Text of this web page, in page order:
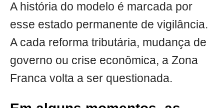
A história do modelo é marcada por
esse estado permanente de vigilância.
A cada reforma tributária, mudança de
governo ou crise econômica, a Zona
Franca volta a ser questionada.